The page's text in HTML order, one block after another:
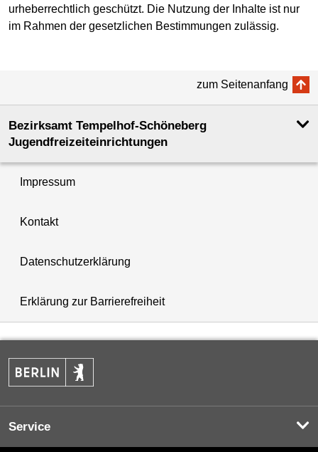
urheberrechtlich geschützt. Die Nutzung der Inhalte ist nur
im Rahmen der gesetzlichen Bestimmungen zulässig.
zum Seitenanfang
Bezirksamt Tempelhof-Schöneberg
Jugendfreizeiteinrichtungen
Impressum
Kontakt
Datenschutzerklärung
Erklärung zur Barrierefreiheit
Service